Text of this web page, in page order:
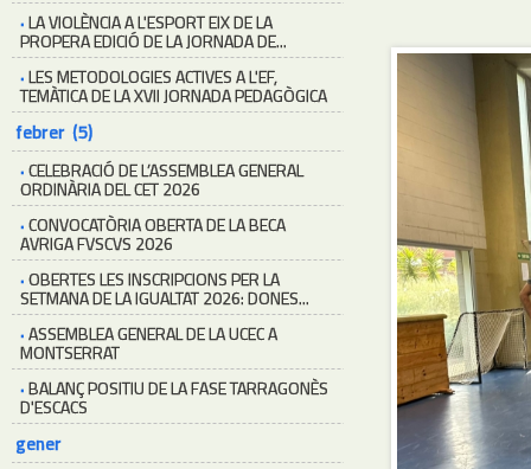
·LA VIOLÈNCIA A L'ESPORT EIX DE LA
PROPERA EDICIÓ DE LA JORNADA DE...
·LES METODOLOGIES ACTIVES A L'EF,
TEMÀTICA DE LA XVII JORNADA PEDAGÒGICA
febrer (5)
·CELEBRACIÓ DE L’ASSEMBLEA GENERAL
ORDINÀRIA DEL CET 2026
·CONVOCATÒRIA OBERTA DE LA BECA
AVRIGA FVSCVS 2026
·OBERTES LES INSCRIPCIONS PER LA
SETMANA DE LA IGUALTAT 2026: DONES...
·ASSEMBLEA GENERAL DE LA UCEC A
MONTSERRAT
·BALANÇ POSITIU DE LA FASE TARRAGONÈS
D'ESCACS
gener